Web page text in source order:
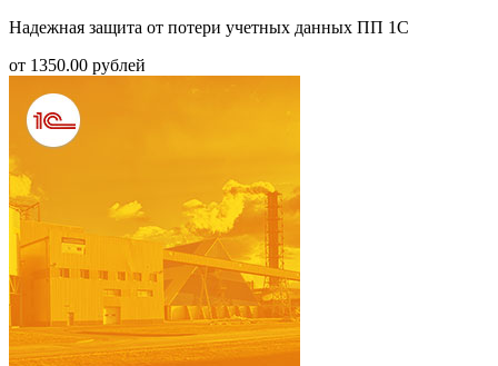
Надежная защита от потери учетных данных ПП 1С
от 1350.00 рублей